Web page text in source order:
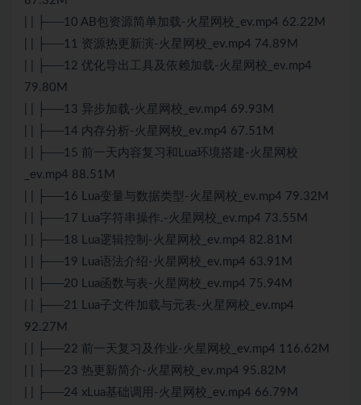
| | ├──10 AB包资源简单加载-火星网校_ev.mp4 62.22M
| | ├──11 资源热更新演-火星网校_ev.mp4 74.89M
| | ├──12 优化导出工具及依赖加载-火星网校_ev.mp4
79.80M
| | ├──13 异步加载-火星网校_ev.mp4 69.93M
| | ├──14 内存分析-火星网校_ev.mp4 67.51M
| | ├──15 前一天内容复习和Lua环境搭建-火星网校
_ev.mp4 88.51M
| | ├──16 Lua变量与数据类型-火星网校_ev.mp4 79.32M
| | ├──17 Lua字符串操作.-火星网校_ev.mp4 73.55M
| | ├──18 Lua逻辑控制-火星网校_ev.mp4 82.81M
| | ├──19 Lua语法介绍-火星网校_ev.mp4 63.91M
| | ├──20 Lua函数与表-火星网校_ev.mp4 75.94M
| | ├──21 Lua子文件加载与元表-火星网校_ev.mp4
92.27M
| | ├──22 前一天复习及作业-火星网校_ev.mp4 116.62M
| | ├──23 热更新简介-火星网校_ev.mp4 95.82M
| | ├──24 xLua基础调用-火星网校_ev.mp4 66.79M